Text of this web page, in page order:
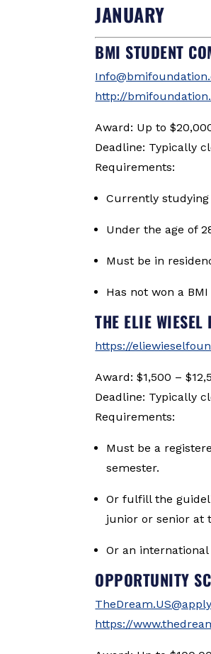
JANUARY
BMI STUDENT
http://
Award: Up to
Deadline: Typically
Requirements:
Currently
Under the age of
Must be in
Has not won a
THE ELIE WIESEL
https://
Award: $1,500 –
Deadline: Typically
Requirements:
Must be a
semester.
Or fulfill the
junior or senior at
Or an
OPPORTUNITY
https://